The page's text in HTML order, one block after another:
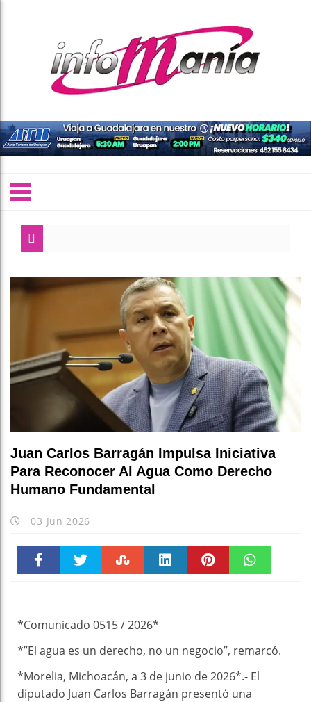
Juan Carlos Barragán Impulsa Iniciativa
Para Reconocer Al Agua Como Derecho
Humano Fundamental
03 Jun 2026
*Comunicado 0515 / 2026*
*”El agua es un derecho, no un negocio”, remarcó.
*Morelia, Michoacán, a 3 de junio de 2026*.- El
diputado Juan Carlos Barragán presentó una